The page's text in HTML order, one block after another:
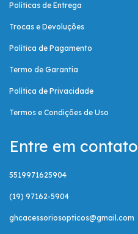
Políticas de Entrega
Trocas e Devoluções
Política de Pagamento
Termo de Garantia
Política de Privacidade
Termos e Condições de Uso
Entre em contato
5519971625904
(19) 97162-5904
ghcacessoriosopticos@gmail.com